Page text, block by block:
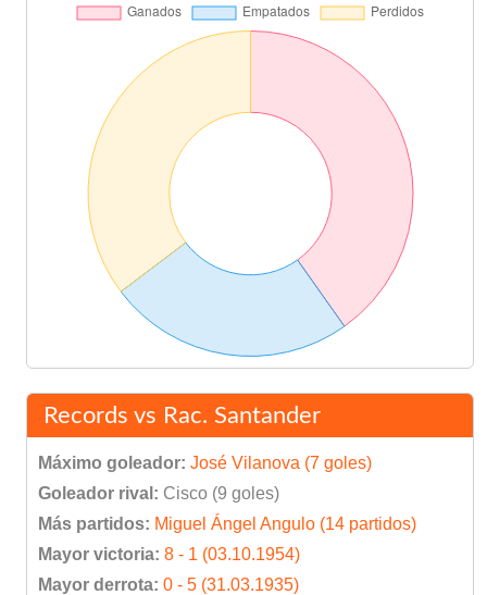
Final del partido 90'
Records vs Rac. Santander
Máximo goleador: José Vilanova (7 goles)
Goleador rival: Cisco (9 goles)
Más partidos: Miguel Ángel Angulo (14 partidos)
Mayor victoria: 8 - 1 (03.10.1954)
Mayor derrota: 0 - 5 (31.03.1935)